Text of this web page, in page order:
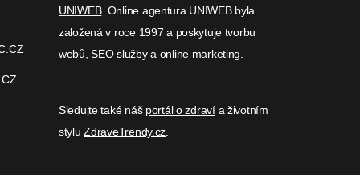
UNIWEB. Online agentura UNIWEB byla
založená v roce 1997 a poskytuje tvorbu
webů, SEO služby a online marketing.
Sledujte také náš portál o zdravía životním
styluZdraveTrendy.cz